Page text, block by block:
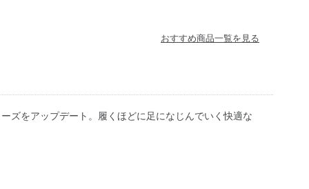
おすすめ商品一覧を見る
ズをアップデート。履くほどに足になじんでいく快適な